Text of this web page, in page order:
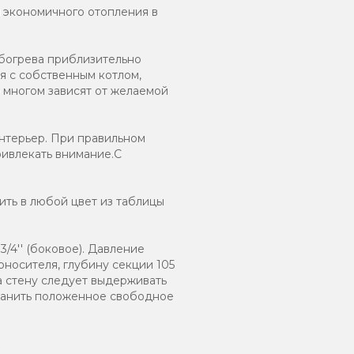
отопления в
приблизительно
с собственным котлом,
зависят от желаемой
При правильном
внимание.С
в любой цвет из таблицы
4'' (боковое). Давление
глубину секции 105
следует выдерживать
положенное свободное